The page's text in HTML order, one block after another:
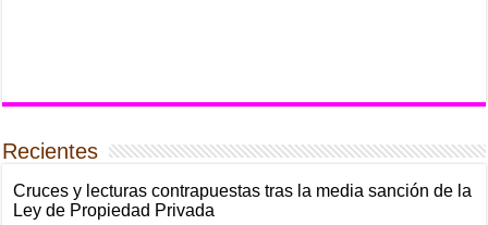
Recientes
Cruces y lecturas contrapuestas tras la media sanción de la
Ley de Propiedad Privada